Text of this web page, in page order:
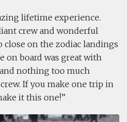
lifetime experience.
crew and wonderful
close on the zodiac landings
on board was great with
nothing too much
If you make one trip in
it this one!